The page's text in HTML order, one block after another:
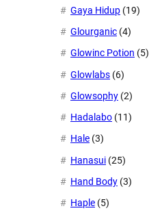
Gaya Hidup (19)
Glourganic (4)
Glowinc Potion (5)
Glowlabs (6)
Glowsophy (2)
Hadalabo (11)
Hale (3)
Hanasui (25)
Hand Body (3)
Haple (5)